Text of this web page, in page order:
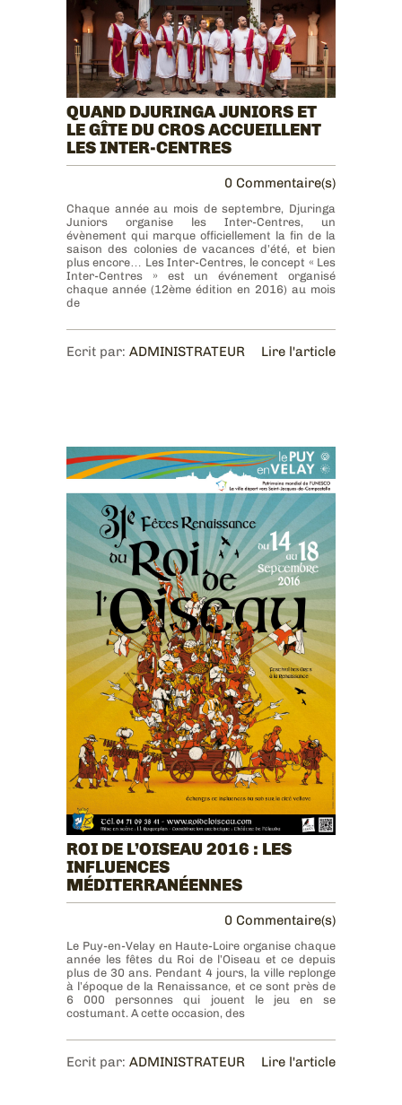
QUAND DJURINGA JUNIORS ET
LE GÎTE DU CROS ACCUEILLENT
LES INTER-CENTRES
0 Commentaire(s)
Chaque année au mois de septembre, Djuringa
Juniors organise les Inter-Centres, un
évènement qui marque officiellement la fin de la
saison des colonies de vacances d’été, et bien
plus encore… Les Inter-Centres, le concept « Les
Inter-Centres » est un événement organisé
chaque année (12ème édition en 2016) au mois
de
Ecrit par: ADMINISTRATEUR Lire l'article
ROI DE L’OISEAU 2016 : LES
INFLUENCES
MÉDITERRANÉENNES
0 Commentaire(s)
Le Puy-en-Velay en Haute-Loire organise chaque
année les fêtes du Roi de l’Oiseau et ce depuis
plus de 30 ans. Pendant 4 jours, la ville replonge
à l’époque de la Renaissance, et ce sont près de
6 000 personnes qui jouent le jeu en se
costumant. A cette occasion, des
Ecrit par: ADMINISTRATEUR Lire l'article